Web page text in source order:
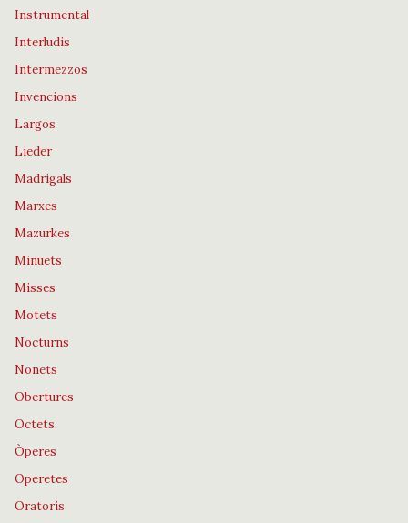
Instrumental
Interludis
Intermezzos
Invencions
Largos
Lieder
Madrigals
Marxes
Mazurkes
Minuets
Misses
Motets
Nocturns
Nonets
Obertures
Octets
Òperes
Operetes
Oratoris